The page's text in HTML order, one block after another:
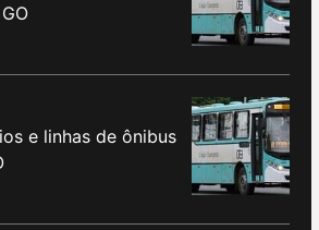
e linhas de ônibus